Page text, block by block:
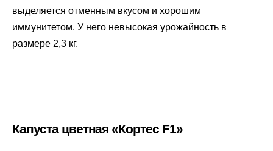
выделяется отменным вкусом и хорошим
иммунитетом. У него невысокая урожайность в
размере 2,3 кг.
Капуста цветная «Кортес F1»